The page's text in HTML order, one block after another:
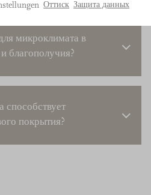
микроклимата в
благополучия?
способствует
покрытия?
Оттиск Защита данных
Sie
eine
Auswahl.